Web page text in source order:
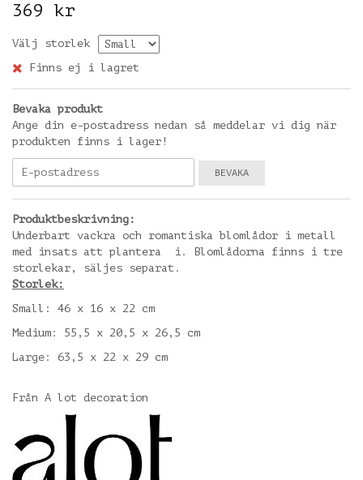
369 kr
Välj storlek
Finns ej i lagret
Bevaka produkt
Ange din e-postadress nedan så meddelar vi dig när
produkten finns i lager!
BEVAKA
Produktbeskrivning:
Underbart vackra och romantiska blomlådor i metall
med insats att plantera i. Blomlådorna finns i tre
storlekar, säljes separat.
Storlek:
Small: 46 x 16 x 22 cm
Medium: 55,5 x 20,5 x 26,5 cm
Large: 63,5 x 22 x 29 cm
Från A lot decoration